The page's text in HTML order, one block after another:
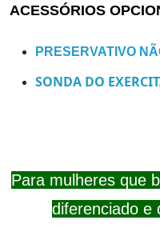
ACESSÓRIOS
PRESERVATIVO
SONDA DO
Para mulheres que
diferenciado e